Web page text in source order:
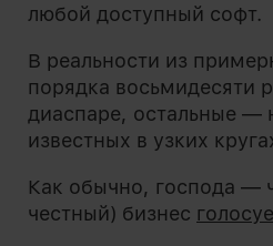
любой доступный софт.
В реальности из
порядка восьмидесяти
диаспаре, остальные —
известных в узких
Как обычно, господа —
честный) бизнес